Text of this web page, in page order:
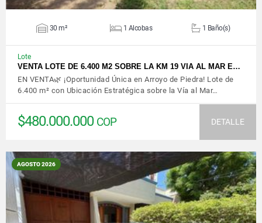
30 m² 1 Alcobas 1 Baño(s)
Lote
VENTA LOTE DE 6.400 M2 SOBRE LA KM 19 VIA AL MAR E…
EN VENTA🌿 ¡Oportunidad Única en Arroyo de Piedra! Lote de
6.400 m² con Ubicación Estratégica sobre la Vía al Mar…
$480.000.000 COP DETALLE
AGOSTO 2026